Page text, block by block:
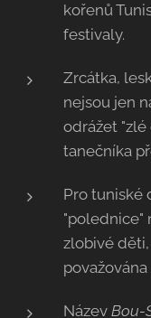
kořenů
festivaly.
Zrcátka,
nejsou jen
odrážet "zlé
tanečníka
Pro tuniské
"polednice"
zlobivé
považována
Název Bou-